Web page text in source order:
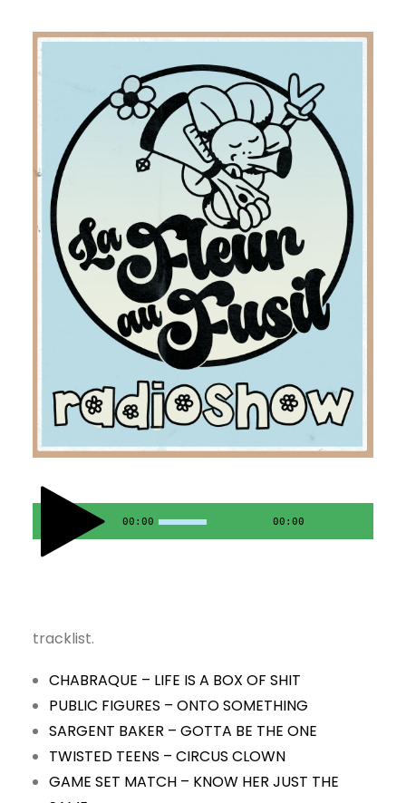
00:00 00:00
tracklist.
CHABRAQUE – LIFE IS A BOX OF SHIT
PUBLIC FIGURES – ONTO SOMETHING
SARGENT BAKER – GOTTA BE THE ONE
TWISTED TEENS – CIRCUS CLOWN
GAME SET MATCH – KNOW HER JUST THE